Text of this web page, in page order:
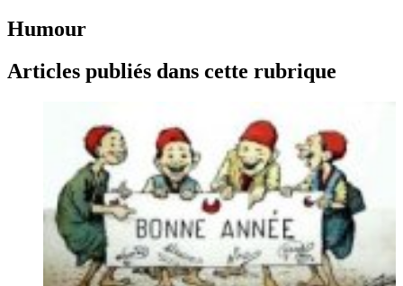
Humour
Articles publiés dans cette rubrique